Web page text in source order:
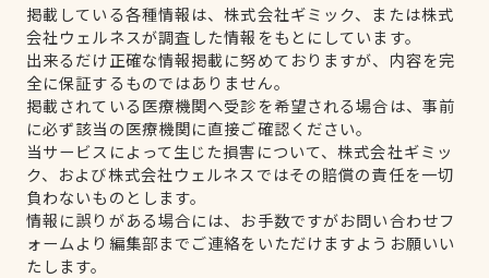
掲載している各種情報は、株式会社ギミック、または株式
会社ウェルネスが調査した情報をもとにしています。
出来るだけ正確な情報掲載に努めておりますが、内容を完
全に保証するものではありません。
掲載されている医療機関へ受診を希望される場合は、事前
に必ず該当の医療機関に直接ご確認ください。
当サービスによって生じた損害について、株式会社ギミッ
ク、および株式会社ウェルネスではその賠償の責任を一切
負わないものとします。
情報に誤りがある場合には、お手数ですがお問い合わせフ
ォームより編集部までご連絡をいただけますようお願いい
たします。